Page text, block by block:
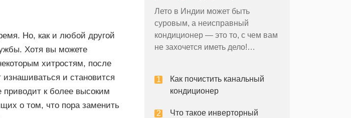
Но, как и любой другой
Хотя вы можете
хитростям, после
изнашиваться и становится
к более высоким
о том, что пора заменить
кондиционера важны как до, так
и после сезона конд
Лето в Индии может быть
суровым, а неисправный
кондиционер — это то, с чем вам
не захочется иметь дело!
кондиционеров кажется лучшим
вариантом в таких ситуациях.
Как почистить канальный
кондиционер
Что такое инверторный